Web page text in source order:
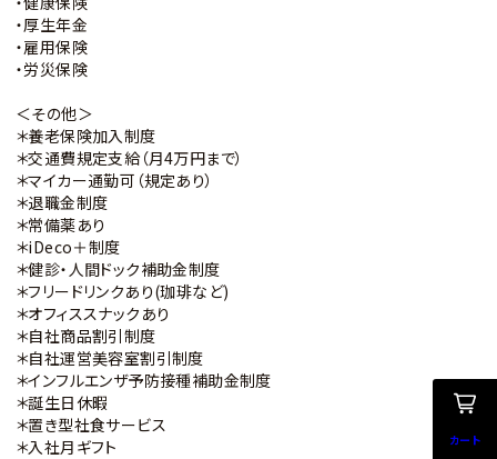
・厚生年金
・雇用保険
・労災保険
＜その他＞
＊養老保険加入制度
＊交通費規定支給（月4万円まで）
＊マイカー通勤可（規定あり）
＊退職金制度
＊常備薬あり
＊iDeco＋制度
＊健診・人間ドック補助金制度
＊フリードリンクあり(珈琲など)
＊オフィススナックあり
＊自社商品割引制度
＊自社運営美容室割引制度
＊インフルエンザ予防接種補助金制度
＊誕生日休暇
＊置き型社食サービス
＊入社月ギフト
カート